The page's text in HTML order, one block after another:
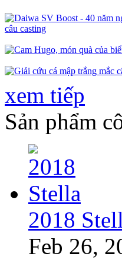
xem tiếp
Sản phẩm
2018
Feb 26,